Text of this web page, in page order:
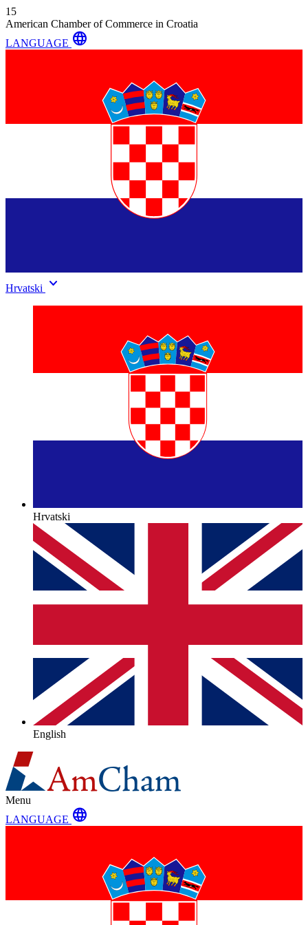
15
American Chamber of Commerce in Croatia
LANGUAGE language
Hrvatski keyboard_arrow_down
Hrvatski
English
Menu
LANGUAGE language